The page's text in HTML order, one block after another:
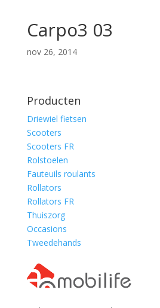
Carpo3 03
nov 26, 2014
Producten
Driewiel fietsen
Scooters
Scooters FR
Rolstoelen
Fauteuils roulants
Rollators
Rollators FR
Thuiszorg
Occasions
Tweedehands